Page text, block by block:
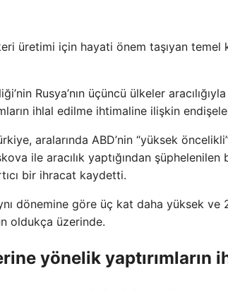
üretimi için hayati önem taşıyan temel
Rusya’nın üçüncü ülkeler
ihlal edilme ihtimaline ilişkin
aralarında ABD’nin “yüksek
ile aracılık yaptığından
bir ihracat kaydetti.
dönemine göre üç kat daha yüksek ve
oldukça üzerinde.
yönelik yaptırımların